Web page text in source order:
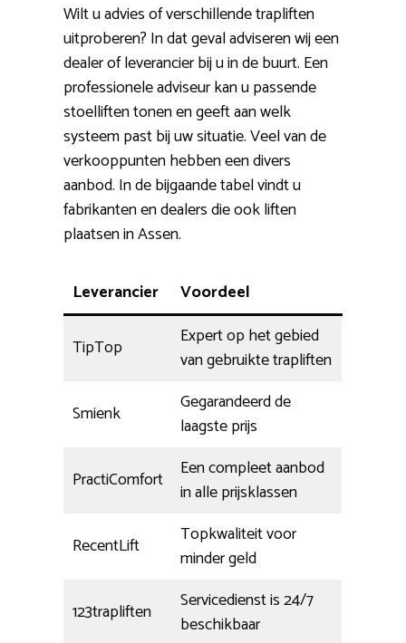
Wilt u advies of verschillende trapliften
uitproberen? In dat geval adviseren wij een
dealer of leverancier bij u in de buurt. Een
professionele adviseur kan u passende
stoelliften tonen en geeft aan welk
systeem past bij uw situatie. Veel van de
verkooppunten hebben een divers
aanbod. In de bijgaande tabel vindt u
fabrikanten en dealers die ook liften
plaatsen in Assen.
Leverancier Voordeel
TipTop
Expert op het gebied
van gebruikte trapliften
Smienk
Gegarandeerd de
laagste prijs
PractiComfort
Een compleet aanbod
in alle prijsklassen
RecentLift
Topkwaliteit voor
minder geld
123trapliften
Servicedienst is 24/7
beschikbaar